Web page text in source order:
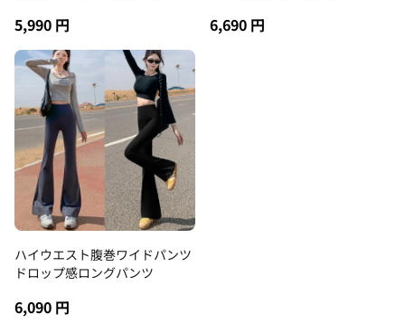
5,990 円 6,690 円
ハイウエスト腹巻ワイドパンツ
ドロップ感ロングパンツ
6,090 円